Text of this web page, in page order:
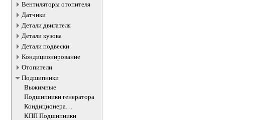
Вентиляторы отопителя
Датчики
Детали двигателя
Детали кузова
Детали подвески
Кондиционирование
Отопители
Подшипники
Выжимные
Подшипники генератора
Кондиционера
подшипники
КПП Подшипники